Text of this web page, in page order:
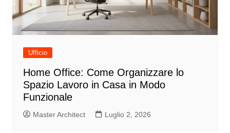
Ufficio
Home Office: Come Organizzare lo
Spazio Lavoro in Casa in Modo
Funzionale
Master Architect Luglio 2, 2026